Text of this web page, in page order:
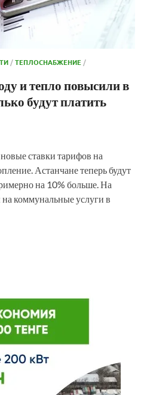
/ТЕПЛОСНАБЖЕНИЕ/
и тепло повысили в
будут платить
ставки тарифов на
Астанчане теперь будут
на 10% больше. На
коммунальные услуги в